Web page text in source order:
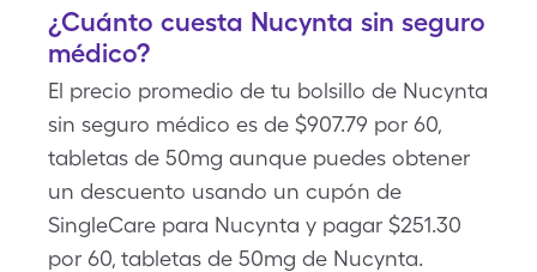
¿Cuánto cuesta Nucynta sin seguro
médico?
El precio promedio de tu bolsillo de Nucynta
sin seguro médico es de $907.79 por 60,
tabletas de 50mg aunque puedes obtener
un descuento usando un cupón de
SingleCare para Nucynta y pagar $251.30
por 60, tabletas de 50mg de Nucynta.